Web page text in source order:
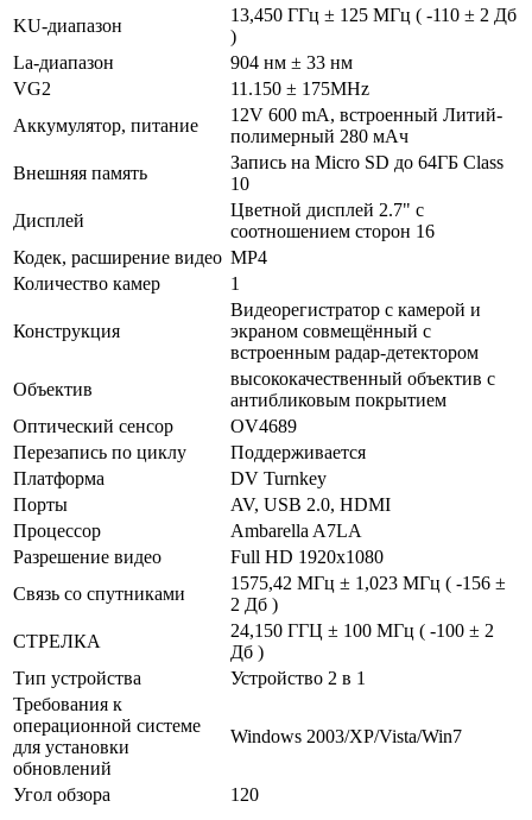
KU-диапазон
13,450 ГГц ± 125 МГц ( -110 ± 2 Дб
)
La-диапазон
904 нм ± 33 нм
VG2
11.150 ± 175MHz
Аккумулятор, питание
12V 600 mA, встроенный Литий-
полимерный 280 мАч
Внешняя память
Запись на Micro SD до 64ГБ Class
10
Дисплей
Цветной дисплей 2.7" с
соотношением сторон 16
Кодек, расширение видео MP4
Количество камер
1
Конструкция
Видеорегистратор с камерой и
экраном совмещённый с
встроенным радар-детектором
Объектив
высококачественный объектив с
антибликовым покрытием
Оптический сенсор
OV4689
Перезапись по циклу
Поддерживается
Платформа
DV Turnkey
Порты
AV, USB 2.0, HDMI
Процессор
Ambarella A7LA
Разрешение видео
Full HD 1920x1080
Связь со спутниками
1575,42 МГц ± 1,023 МГц ( -156 ±
2 Дб )
СТРЕЛКА
24,150 ГГЦ ± 100 МГц ( -100 ± 2
Дб )
Тип устройства
Устройство 2 в 1
Требования к
операционной системе
для установки
обновлений
Windows 2003/XP/Vista/Win7
Угол обзора 120